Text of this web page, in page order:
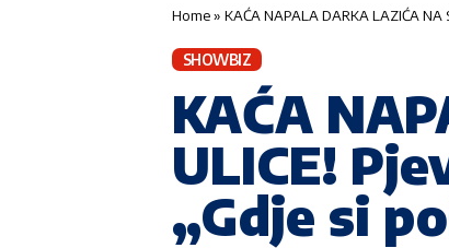
Home» KAĆA NAPALA DARKA LAZIĆA
SHOWBIZ
KAĆA
ULICE!
„Gdje si